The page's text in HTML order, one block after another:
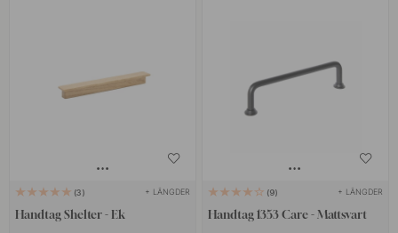
3 + LÄNGDER
Handtag Shelter - Ek
9 + LÄNGDER
Handtag 1353 Care - Mattsvart